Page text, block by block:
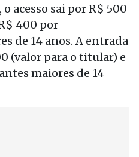
acesso sai por R$ 500
400 por
de 14 anos. A entrada
(valor para o titular) e
maiores de 14